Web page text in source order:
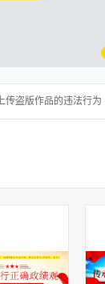
传盗版作品的违法行为